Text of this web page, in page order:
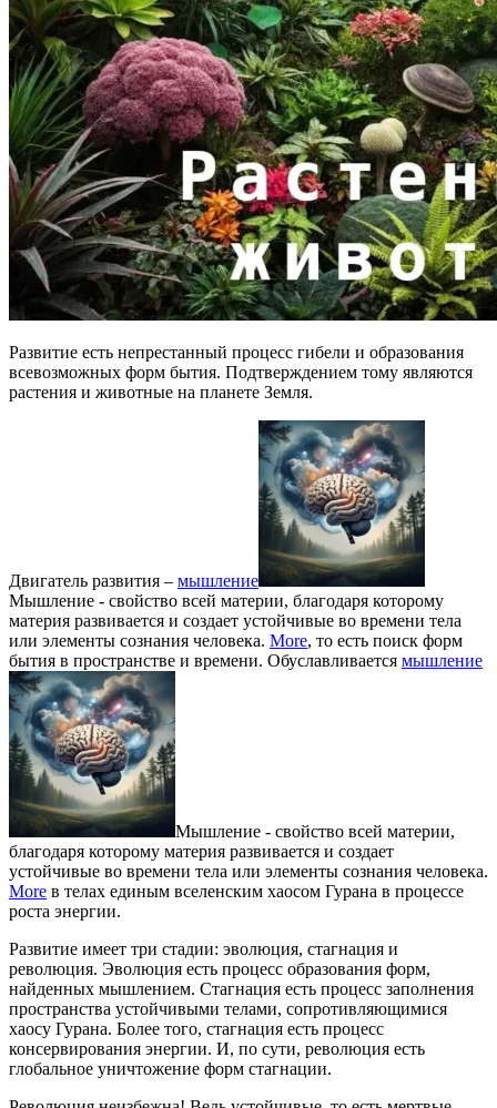
Развитие есть непрестанный процесс гибели и образования
всевозможных форм бытия. Подтверждением тому являются
растения и животные на планете Земля.
Двигатель развития – мышление
Мышление - свойство всей материи, благодаря которому
материя развивается и создает устойчивые во времени тела
или элементы сознания человека. More, то есть поиск форм
бытия в пространстве и времени. Обуславливается мышление
Мышление - свойство всей материи,
благодаря которому материя развивается и создает
устойчивые во времени тела или элементы сознания человека.
More в телах единым вселенским хаосом Гурана в процессе
роста энергии.
Развитие имеет три стадии: эволюция, стагнация и
революция. Эволюция есть процесс образования форм,
найденных мышлением. Стагнация есть процесс заполнения
пространства устойчивыми телами, сопротивляющимися
хаосу Гурана. Более того, стагнация есть процесс
консервирования энергии. И, по сути, революция есть
глобальное уничтожение форм стагнации.